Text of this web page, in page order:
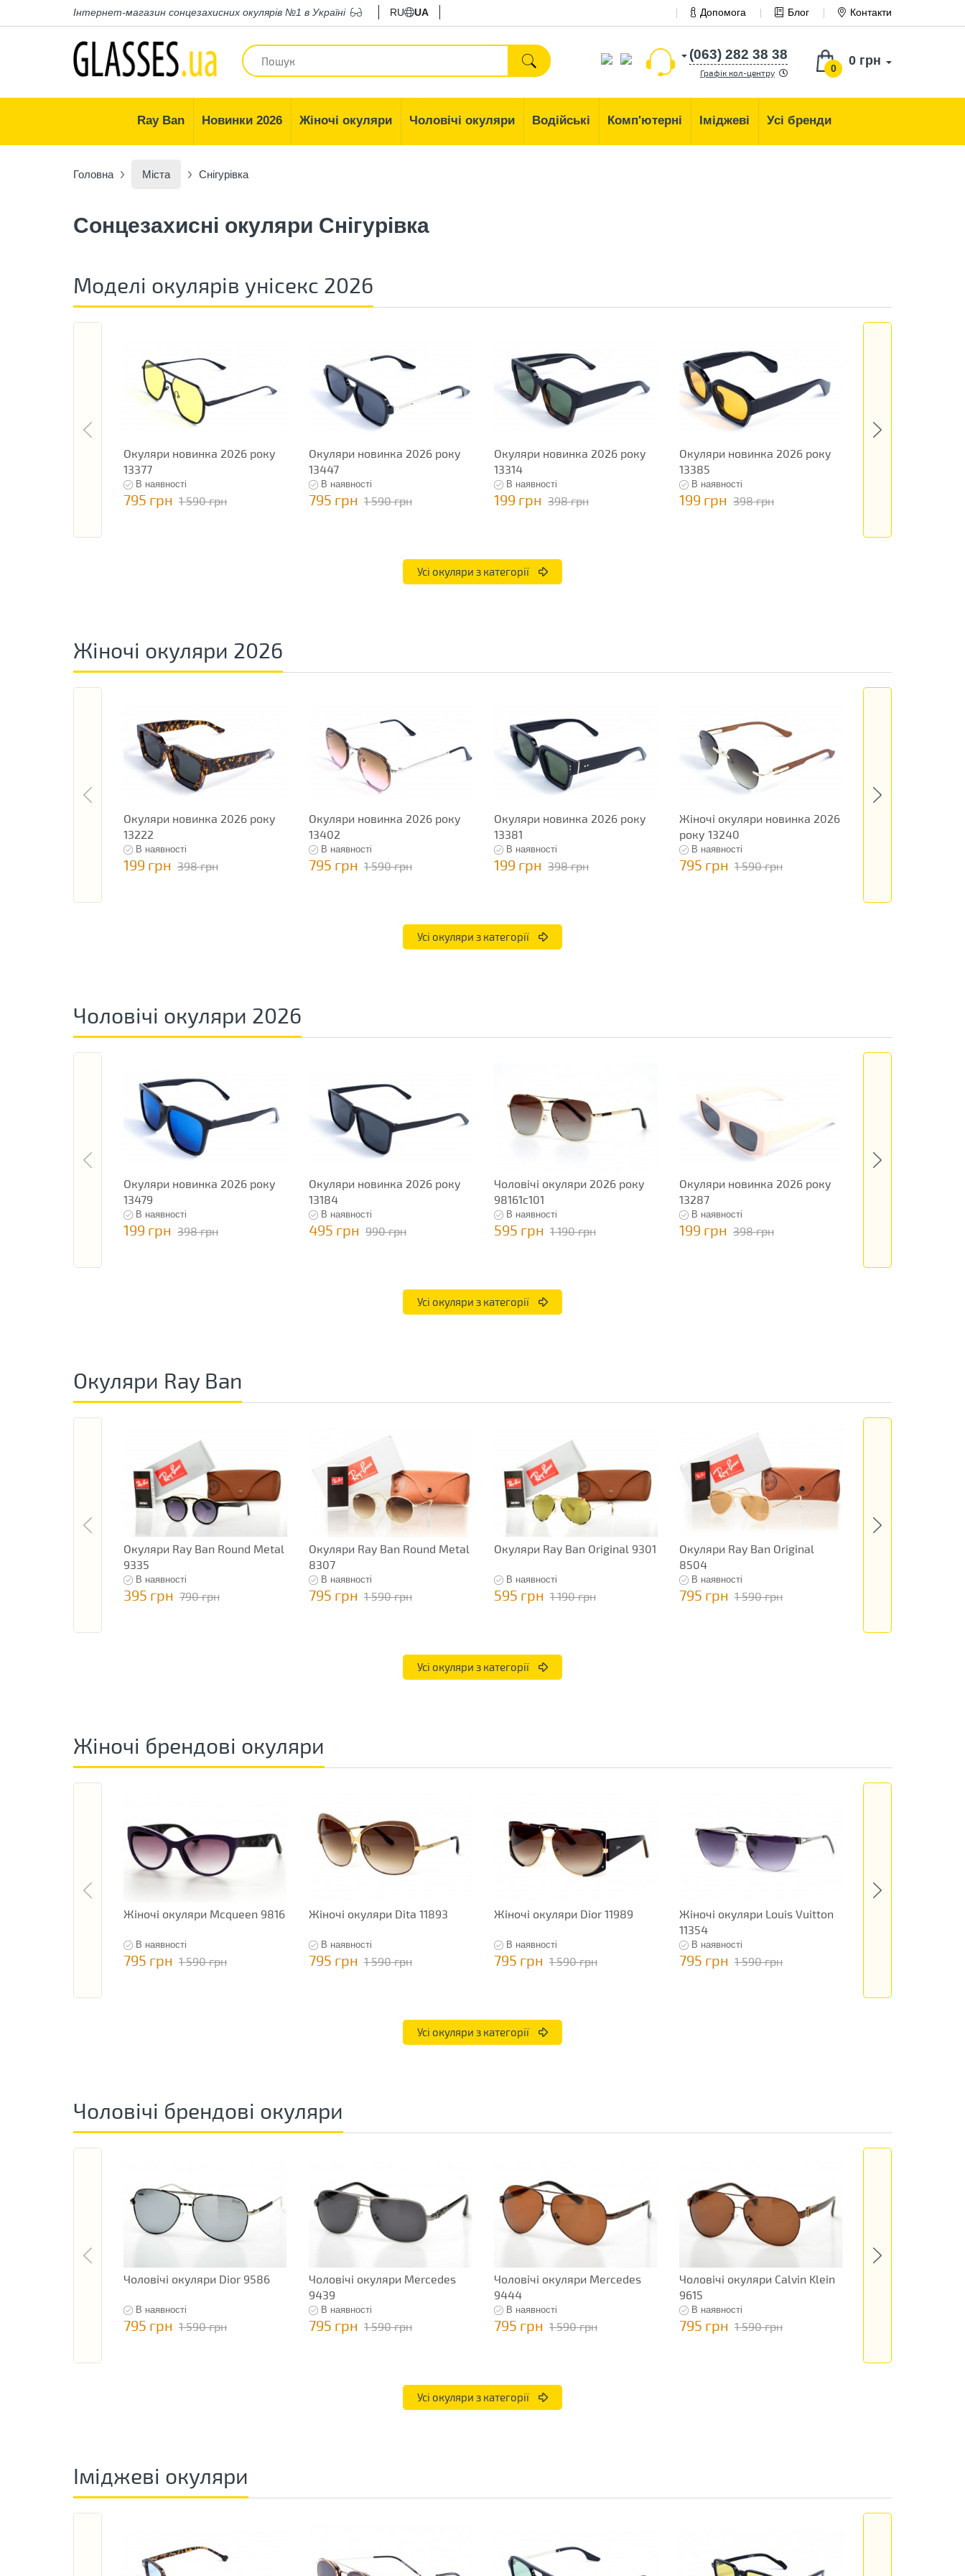
Інтернет-магазин сонцезахисних окулярів №1 в Україні RU UA Допомога Блог Контакти
0
0 грн
(063) 282 38 38
Графік кол-центру
Ray Ban Новинки 2026 Жіночі окуляри Чоловічі окуляри Водійські Комп'ютерні Іміджеві Усі бренди
Головна Міста Снігурівка
Сонцезахисні окуляри Снігурівка
Моделі окулярів унісекс 2026
Окуляри новинка 2026 року
13377
В наявності
795 грн 1 590 грн
Окуляри новинка 2026 року
13447
В наявності
795 грн 1 590 грн
Окуляри новинка 2026 року
13314
В наявності
199 грн 398 грн
Окуляри новинка 2026 року
13385
В наявності
199 грн 398 грн
Усі окуляри з категорії
Жіночі окуляри 2026
Окуляри новинка 2026 року
13222
В наявності
199 грн 398 грн
Окуляри новинка 2026 року
13402
В наявності
795 грн 1 590 грн
Окуляри новинка 2026 року
13381
В наявності
199 грн 398 грн
Жіночі окуляри новинка 2026
року 13240
В наявності
795 грн 1 590 грн
Усі окуляри з категорії
Чоловічі окуляри 2026
Окуляри новинка 2026 року
13479
В наявності
199 грн 398 грн
Окуляри новинка 2026 року
13184
В наявності
495 грн 990 грн
Чоловічі окуляри 2026 року
98161c101
В наявності
595 грн 1 190 грн
Окуляри новинка 2026 року
13287
В наявності
199 грн 398 грн
Усі окуляри з категорії
Окуляри Ray Ban
Окуляри Ray Ban Round Metal
9335
В наявності
395 грн 790 грн
Окуляри Ray Ban Round Metal
8307
В наявності
795 грн 1 590 грн
Окуляри Ray Ban Original 9301
В наявності
595 грн 1 190 грн
Окуляри Ray Ban Original
8504
В наявності
795 грн 1 590 грн
Усі окуляри з категорії
Жіночі брендові окуляри
Жіночі окуляри Mcqueen 9816
В наявності
795 грн 1 590 грн
Жіночі окуляри Dita 11893
В наявності
795 грн 1 590 грн
Жіночі окуляри Dior 11989
В наявності
795 грн 1 590 грн
Жіночі окуляри Louis Vuitton
11354
В наявності
795 грн 1 590 грн
Усі окуляри з категорії
Чоловічі брендові окуляри
Чоловічі окуляри Dior 9586
В наявності
795 грн 1 590 грн
Чоловічі окуляри Mercedes
9439
В наявності
795 грн 1 590 грн
Чоловічі окуляри Mercedes
9444
В наявності
795 грн 1 590 грн
Чоловічі окуляри Calvin Klein
9615
В наявності
795 грн 1 590 грн
Усі окуляри з категорії
Іміджеві окуляри